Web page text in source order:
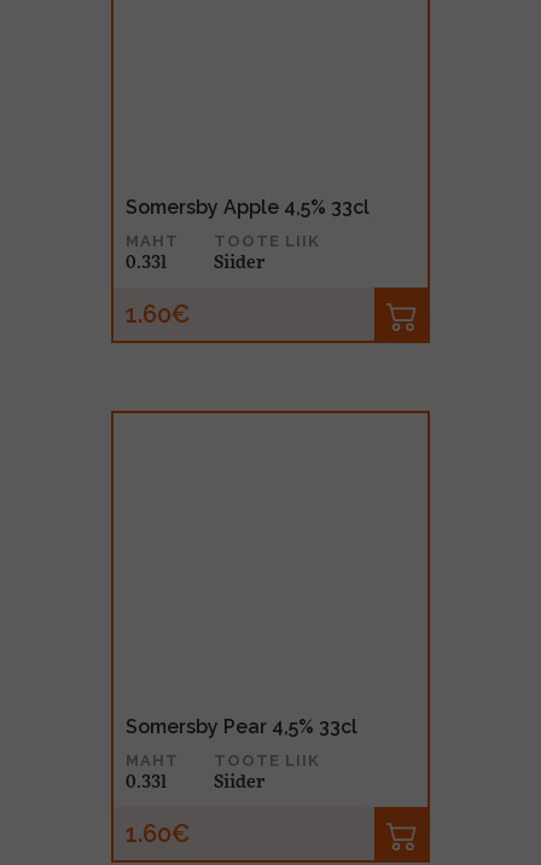
Somersby Apple 4,5% 33cl
MAHT
0.33l
TOOTE LIIK
Siider
1.60€
Somersby Pear 4,5% 33cl
MAHT
0.33l
TOOTE LIIK
Siider
1.60€